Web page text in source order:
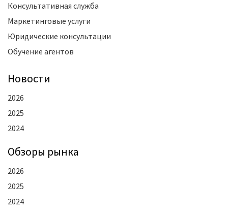
Консультативная служба
Маркетинговые услуги
Юридические консультации
Обучение агентов
Новости
2026
2025
2024
Oбзоры рынка
2026
2025
2024